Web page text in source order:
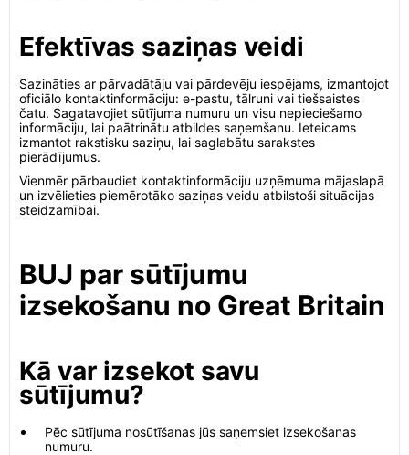
Efektīvas saziņas veidi
Sazināties ar pārvadātāju vai pārdevēju iespējams, izmantojot
oficiālo kontaktinformāciju: e-pastu, tālruni vai tiešsaistes
čatu. Sagatavojiet sūtījuma numuru un visu nepieciešamo
informāciju, lai paātrinātu atbildes saņemšanu. Ieteicams
izmantot rakstisku saziņu, lai saglabātu sarakstes
pierādījumus.
Vienmēr pārbaudiet kontaktinformāciju uzņēmuma mājaslapā
un izvēlieties piemērotāko saziņas veidu atbilstoši situācijas
steidzamībai.
BUJ par sūtījumu
izsekošanu no Great Britain
Kā var izsekot savu
sūtījumu?
Pēc sūtījuma nosūtīšanas jūs saņemsiet izsekošanas
numuru.